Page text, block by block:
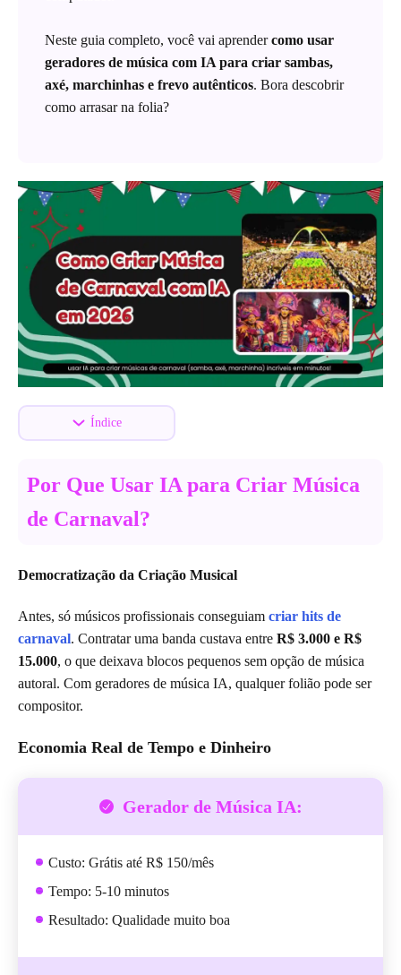
Neste guia completo, você vai aprendercomo usar
geradores de música com IA para criar sambas,
axé, marchinhas e frevo autênticos. Bora descobrir
como arrasar na folia?
Índice
Por Que Usar IA para Criar Música
de Carnaval?
Democratização da Criação Musical
Antes, só músicos profissionais conseguiam criar hits de
carnaval. Contratar uma banda custava entre R$ 3.000 e R$
15.000, o que deixava blocos pequenos sem opção de música
autoral. Com geradores de música IA, qualquer folião pode ser
compositor.
Economia Real de Tempo e Dinheiro
Gerador de Música IA:
Custo: Grátis até R$ 150/mês
Tempo: 5-10 minutos
Resultado: Qualidade muito boa